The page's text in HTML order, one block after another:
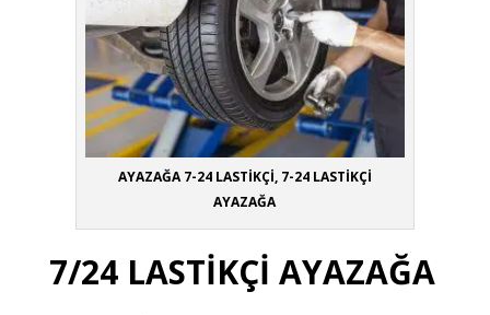
AYAZAĞA 7-24 LASTİKÇİ, 7-24 LASTİKÇİ
AYAZAĞA
7/24 LASTİKÇİ AYAZAĞA